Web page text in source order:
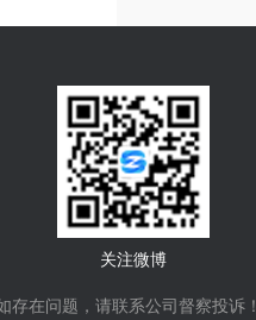
关注微博
在问题，请联系公司督察投诉！